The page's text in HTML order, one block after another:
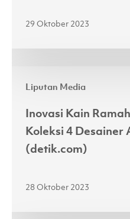
Dibawa
Panggung
JFW
2024
(fimela.com)
29 Oktober 2023
Liputan Media
Kain
Ramah
Lingkungan
Koleksi
Desainer
Inovasi Kain
Koleksi 4 Desainer
(detik.com)
28 Oktober 2023